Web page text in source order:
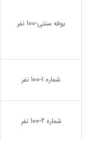
بوفه سنتی-100 نفر
شماره 1-100 نفر
شماره 2-100 نفر